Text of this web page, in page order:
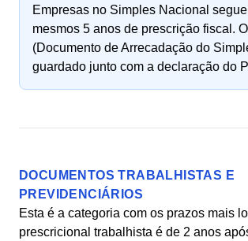
Empresas no Simples Nacional
mesmos 5 anos de prescrição fiscal.
(Documento de Arrecadação do
guardado junto com a declaração do
DOCUMENTOS TRABALHISTAS E
PREVIDENCIÁRIOS
Esta é a categoria com os prazos mais
prescricional trabalhista é de 2 anos